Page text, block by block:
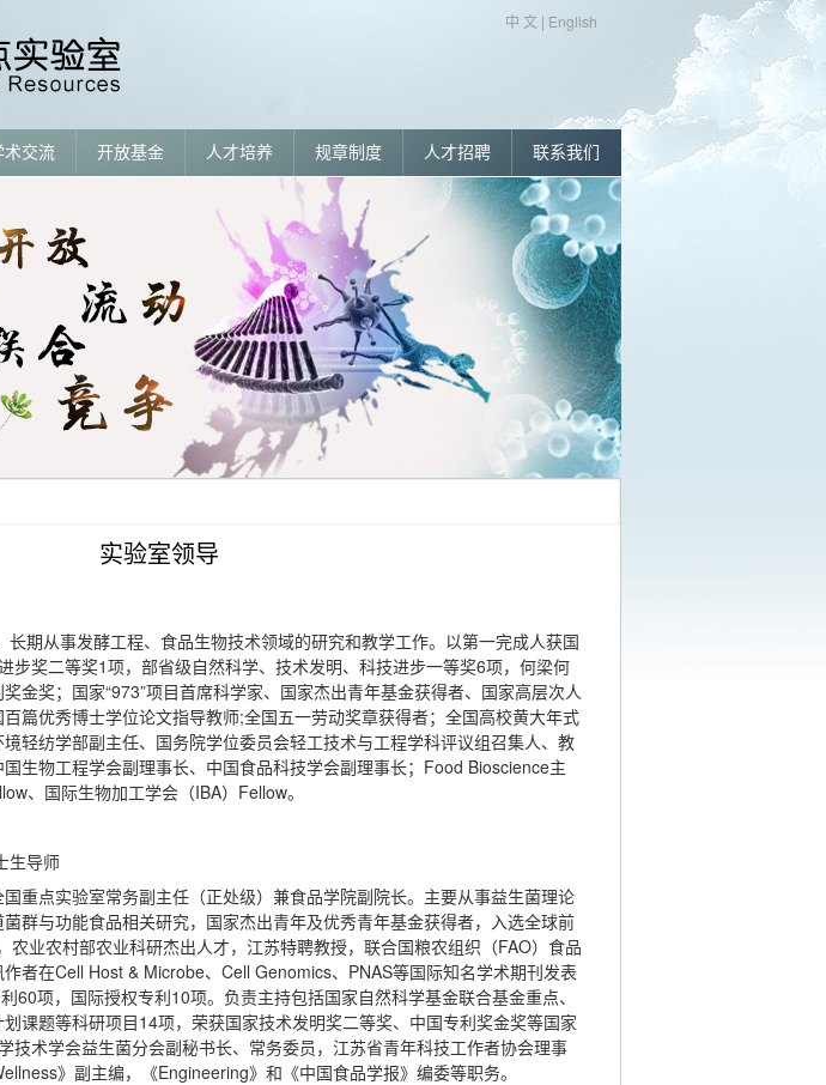
中 文| English
术交流 开放基金 人才培养 规章制度 人才招聘 联系我们
实验室领导
期从事发酵工程、食品生物技术领域的研究和教学工作。以第一完成人获国
步奖二等奖1项，部省级自然科学、技术发明、科技进步一等奖6项，何梁何
金奖；国家“973”项目首席科学家、国家杰出青年基金获得者、国家高层次人
篇优秀博士学位论文指导教师;全国五一劳动奖章获得者；全国高校黄大年式
轻纺学部副主任、国务院学位委员会轻工技术与工程学科评议组召集人、教
生物工程学会副理事长、中国食品科技学会副理事长；Food Bioscience主
、国际生物加工学会（IBA）Fellow。
生导师
重点实验室常务副主任（正处级）兼食品学院副院长。主要从事益生菌理论
群与功能食品相关研究，国家杰出青年及优秀青年基金获得者，入选全球前
农业农村部农业科研杰出人才，江苏特聘教授，联合国粮农组织（FAO）食品
者在Cell Host & Microbe、Cell Genomics、PNAS等国际知名学术期刊发表
60项，国际授权专利10项。负责主持包括国家自然科学基金联合基金重点、
课题等科研项目14项，荣获国家技术发明奖二等奖、中国专利奖金奖等国家
技术学会益生菌分会副秘书长、常务委员，江苏省青年科技工作者协会理事
》副主编，《Engineering》和《中国食品学报》编委等职务。